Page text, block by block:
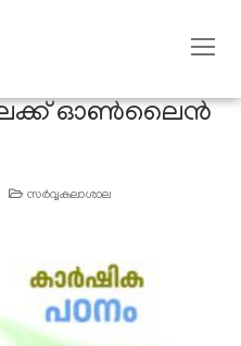
ഓൺലൈൻ
സര്‍വ്വകലാശാല